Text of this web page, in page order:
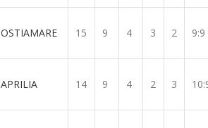
OSTIAMARE 15 9 4 3 2 9:9
APRILIA 14 9 4 2 3